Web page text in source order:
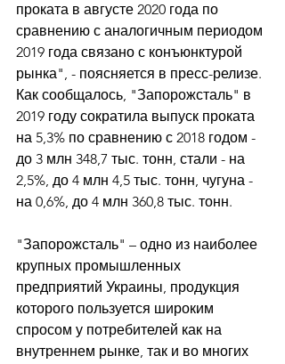
проката в августе 2020 года по
сравнению с аналогичным периодом
2019 года связано с конъюнктурой
рынка", - поясняется в пресс-релизе.
Как сообщалось, "Запорожсталь" в
2019 году сократила выпуск проката
на 5,3% по сравнению с 2018 годом -
до 3 млн 348,7 тыс. тонн, стали - на
2,5%, до 4 млн 4,5 тыс. тонн, чугуна -
на 0,6%, до 4 млн 360,8 тыс. тонн.
"Запорожсталь" – одно из наиболее
крупных промышленных
предприятий Украины, продукция
которого пользуется широким
спросом у потребителей как на
внутреннем рынке, так и во многих